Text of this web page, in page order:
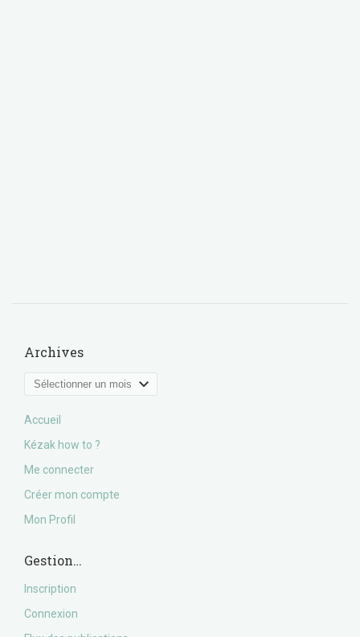
Archives
Archives
Accueil
Kézak how to ?
Me connecter
Créer mon compte
Mon Profil
Gestion…
Inscription
Connexion